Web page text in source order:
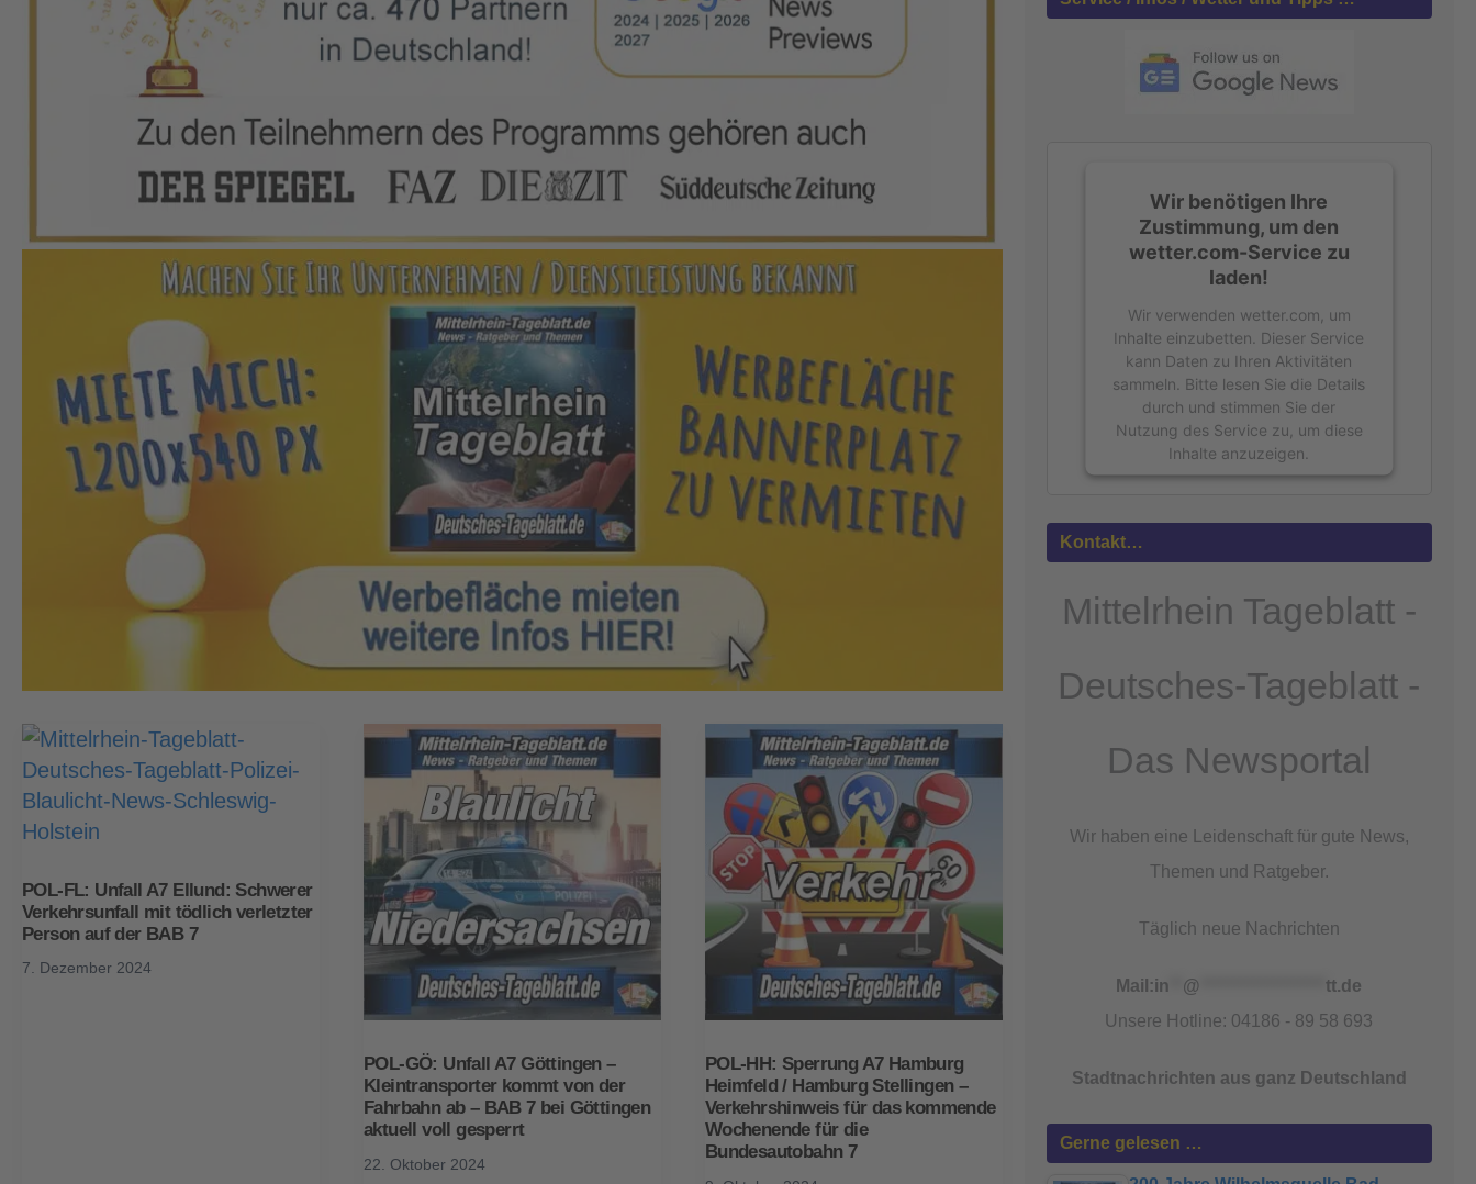
POL-FL: Unfall A7 Ellund: Schwerer
Verkehrsunfall mit tödlich verletzter
Person auf der BAB 7
7. Dezember 2024
POL-GÖ: Unfall A7 Göttingen –
Kleintransporter kommt von der
Fahrbahn ab – BAB 7 bei Göttingen
aktuell voll gesperrt
22. Oktober 2024
POL-HH: Sperrung A7 Hamburg
Heimfeld / Hamburg Stellingen –
Verkehrshinweis für das kommende
Wochenende für die
Bundesautobahn 7
Wir benötigen Ihre
Zustimmung, um den
wetter.com-Service zu
laden!
Wir verwenden wetter.com, um
Inhalte einzubetten. Dieser Service
kann Daten zu Ihren Aktivitäten
sammeln. Bitte lesen Sie die Details
durch und stimmen Sie der
Nutzung des Service zu, um diese
Inhalte anzuzeigen.
Informationen
Akzeptieren
powered byUsercentrics Consent
Management Platform&eRecht24
Kontakt…
Mittelrhein Tageblatt -
Deutsches-Tageblatt -
Das Newsportal
Wir haben eine Leidenschaft für gute News,
Themen und Ratgeber.
Täglich neue Nachrichten
Mail:in @ *******************tt.de
Unsere Hotline: 04186 - 89 58 693
Stadtnachrichten aus ganz Deutschland
Gerne gelesen …